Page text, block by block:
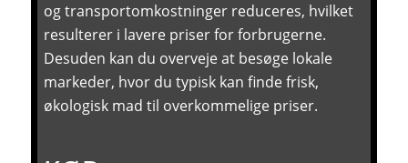
og transportomkostninger reduceres, hvilket
resulterer i lavere priser for forbrugerne.
Desuden kan du overveje at besøge lokale
markeder, hvor du typisk kan finde frisk,
økologisk mad til overkommelige priser.